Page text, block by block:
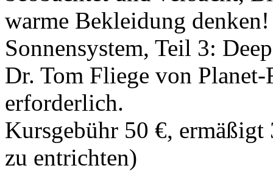
warme Bekleidung
Sonnensystem, Teil 3:
Dr. Tom Fliege von
erforderlich.
Kursgebühr 50 €,
zu entrichten)